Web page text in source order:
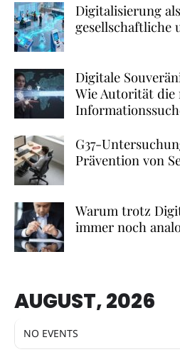
Digitalisierung
gesellschaftliche
Digitale
Wie Autorität die
G37-
Prävention von
Warum trotz
immer noch
AUGUST, 2026
NO EVENTS